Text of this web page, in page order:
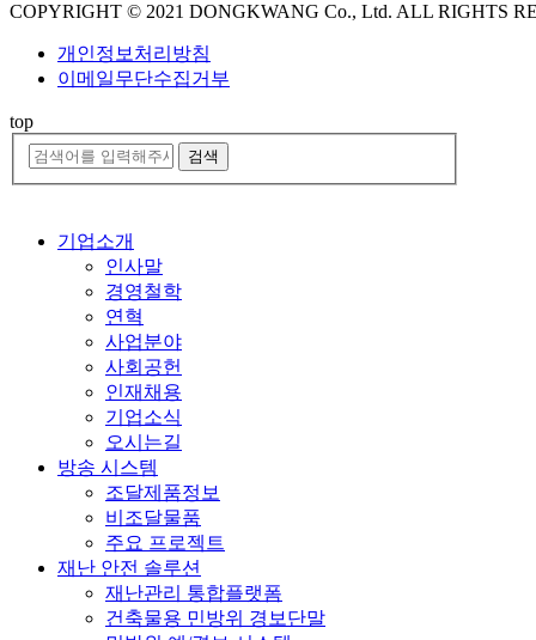
COPYRIGHT © 2021 DONGKWANG Co., Ltd. ALL RIGHTS
개인정보처리방침
이메일무단수집거부
top
기업소개
인사말
경영철학
연혁
사업분야
사회공헌
인재채용
기업소식
오시는길
방송 시스템
조달제품정보
비조달물품
주요 프로젝트
재난 안전 솔루션
재난관리 통합플랫폼
건축물용 민방위 경보단말